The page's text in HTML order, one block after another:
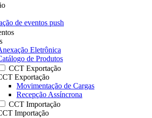
de eventos push
Eletrônica
de Produtos
CCT Exportação
Exportação
Movimentação de Cargas
Recepção Assíncrona
CCT Importação
Importação